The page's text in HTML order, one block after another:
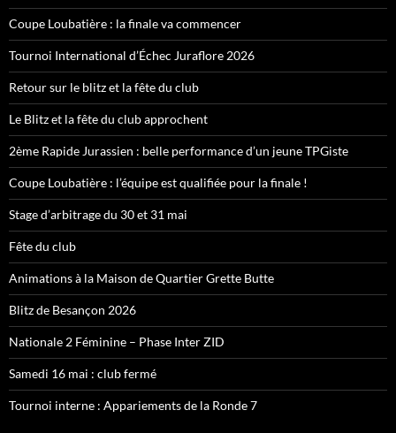
Coupe Loubatière : la finale va commencer
Tournoi International d’Échec Juraflore 2026
Retour sur le blitz et la fête du club
Le Blitz et la fête du club approchent
2ème Rapide Jurassien : belle performance d’un jeune TPGiste
Coupe Loubatière : l’équipe est qualifiée pour la finale !
Stage d’arbitrage du 30 et 31 mai
Fête du club
Animations à la Maison de Quartier Grette Butte
Blitz de Besançon 2026
Nationale 2 Féminine – Phase Inter ZID
Samedi 16 mai : club fermé
Tournoi interne : Appariements de la Ronde 7